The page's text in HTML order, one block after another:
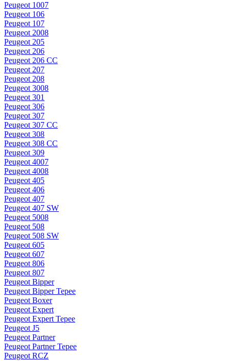
Peugeot 1007
Peugeot 106
Peugeot 107
Peugeot 2008
Peugeot 205
Peugeot 206
Peugeot 206 CC
Peugeot 207
Peugeot 208
Peugeot 3008
Peugeot 301
Peugeot 306
Peugeot 307
Peugeot 307 CC
Peugeot 308
Peugeot 308 CC
Peugeot 309
Peugeot 4007
Peugeot 4008
Peugeot 405
Peugeot 406
Peugeot 407
Peugeot 407 SW
Peugeot 5008
Peugeot 508
Peugeot 508 SW
Peugeot 605
Peugeot 607
Peugeot 806
Peugeot 807
Peugeot Bipper
Peugeot Bipper Tepee
Peugeot Boxer
Peugeot Expert
Peugeot Expert Tepee
Peugeot J5
Peugeot Partner
Peugeot Partner Tepee
Peugeot RCZ